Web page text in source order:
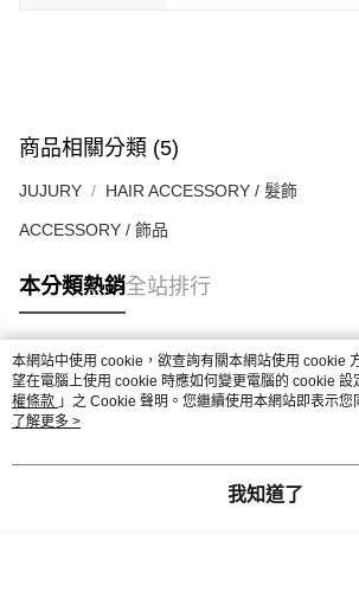
商品相關分類 (5)
JUJURY HAIR ACCESSORY / 髮飾
ACCESSORY / 飾品
本分類熱銷全站排行
熱門標籤
本網站中使用 cookie，欲查詢有關本網站使用 cookie
望在電腦上使用 cookie 時應如何變更電腦的 cookie 設
權條款 」之 Cookie 聲明。您繼續使用本網站即表示
用條款之 Cookie 聲明使用 cookie。
了解更多 >
我知道了